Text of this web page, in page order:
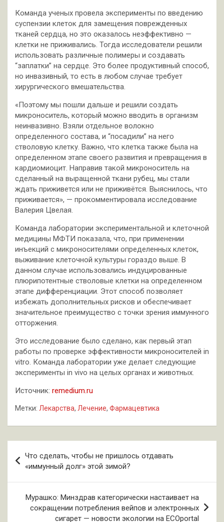
Команда ученых провела эксперименты по введению
суспензии клеток для замещения поврежденных
тканей сердца, но это оказалось неэффективно —
клетки не приживались. Тогда исследователи решили
использовать различные полимеры и создавать
“заплатки” на сердце. Это более продуктивный способ,
но инвазивный, то есть в любом случае требует
хирургического вмешательства.
«Поэтому мы пошли дальше и решили создать
микроноситель, который можно вводить в организм
неинвазивно. Взяли отдельное волокно
определенного состава, и “посадили” на него
стволовую клетку. Важно, что клетка также была на
определенном этапе своего развития и превращения в
кардиомиоцит. Направив такой микроноситель на
сделанный на выращенной ткани рубец, мы стали
ждать приживется или не приживётся. Выяснилось, что
приживается», — прокомментировала исследование
Валерия Цвелая.
Команда лаборатории экспериментальной и клеточной
медицины МФТИ показала, что, при применении
инъекций с микроносителями определенных клеток,
выживание клеточной культуры гораздо выше. В
данном случае использовались индуцированные
плюрипотентные стволовые клетки на определенном
этапе дифференциации. Этот способ позволяет
избежать дополнительных рисков и обеспечивает
значительное преимущество с точки зрения иммунного
отторжения.
Это исследование было сделано, как первый этап
работы по проверке эффективности микроносителей in
vitro. Команда лаборатории уже делает следующие
эксперименты in vivo на целых органах и животных.
Источник: remedium.ru
Метки: Лекарства, Лечение, Фармацевтика
по
записям
Что сделать, чтобы не пришлось отдавать
«иммунный долг» этой зимой?
Мурашко: Минздрав категорически настаивает на
сокращении потребления вейпов и электронных
сигарет — новости экологии на ECOportal